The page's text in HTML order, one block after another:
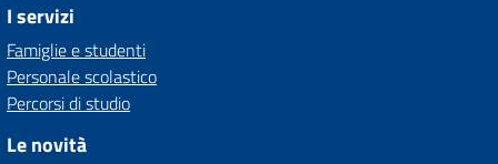
I servizi
Famiglie e studenti
Personale scolastico
Percorsi di studio
Le novità